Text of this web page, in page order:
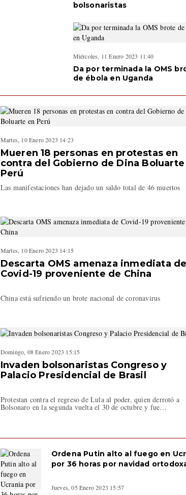
bolsonaristas
Miércoles, 11 Enero 2023 11:40
Da por terminada la OMS
de ébola en Uganda
Martes, 10 Enero 2023 14:23
Mueren 18 personas en protestas en
contra del Gobierno de Dina Boluarte
Perú
Las manifestaciones han dejado un saldo total de 46 muertos
Martes, 10 Enero 2023 14:15
Descarta OMS amenaza inmediata de
Covid-19 proveniente de China
China está sufriendo un brote nacional de coronavirus
Domingo, 08 Enero 2023 15:15
Invaden bolsonaristas Congreso y
Palacio Presidencial de Brasil
Protestan contra el regreso de Lula al poder, quien derrotó a
Bolsonaro en la segunda vuelta el 30 de octubre y fue…
Ordena Putin alto al fuego en
por 36 horas por navidad
Jueves, 05 Enero 2023 15:57